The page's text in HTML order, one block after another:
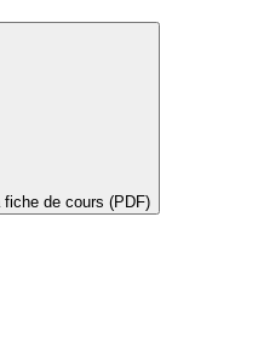
fiche de cours (PDF)